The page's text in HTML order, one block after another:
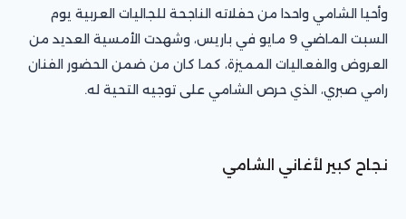
وأحيا الشامي واحدا من حفلاته الناجحة للجاليات العربية يوم
السبت الماضي 9 مايو في باريس، وشهدت الأمسية العديد من
العروض والفعاليات المميزة، كما كان من ضمن الحضور الفنان
رامي صبري، الذي حرص الشامي على توجيه التحية له.
نجاح كبير لأغاني الشامي